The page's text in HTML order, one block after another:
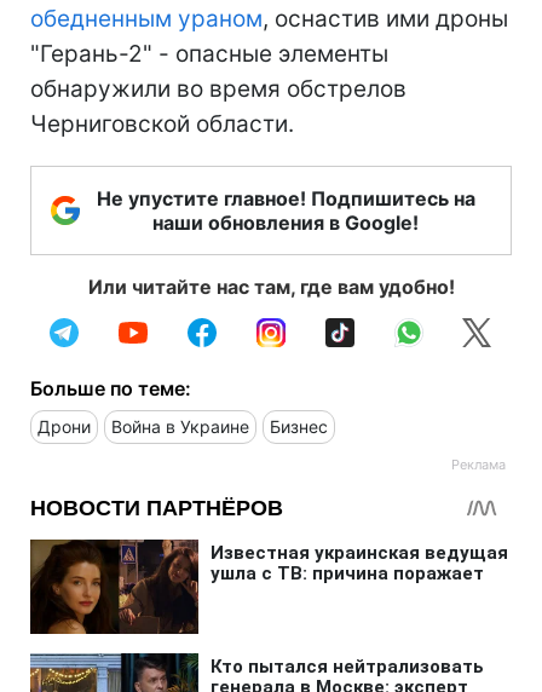
обедненным ураном, оснастив ими дроны
"Герань-2" - опасные элементы
обнаружили во время обстрелов
Черниговской области.
Не упустите главное! Подпишитесь на
наши обновления в Google!
Или читайте нас там, где вам удобно!
Больше по теме:
Дрони Война в Украине Бизнес